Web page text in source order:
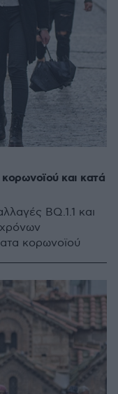
και κατά
BQ.1.1 και
χρόνων
κορωνοϊού